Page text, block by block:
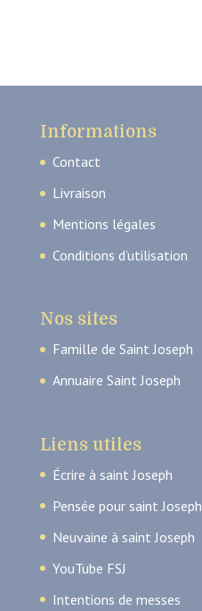
Informations
Contact
Livraison
Mentions légales
Conditions d’utilisation
Nos sites
Famille de Saint Joseph
Annuaire Saint Joseph
Liens utiles
Écrire à saint Joseph
Pensée pour saint Joseph
Neuvaine à saint Joseph
YouTube FSJ
Intentions de messes